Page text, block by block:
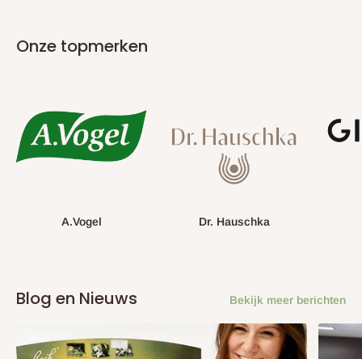
Onze topmerken
A.Vogel Dr. Hauschka
Blog en Nieuws Bekijk meer berichten